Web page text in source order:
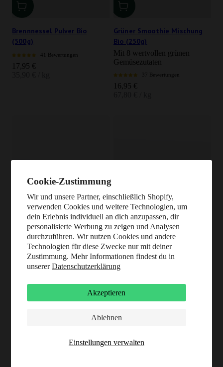
Cookie-Zustimmung
Wir und unsere Partner, einschließlich Shopify,
verwenden Cookies und weitere Technologien, um
dein Erlebnis individuell an dich anzupassen, dir
personalisierte Werbung zu zeigen und Analysen
durchzuführen. Wir nutzen Cookies und andere
Technologien für diese Zwecke nur mit deiner
Zustimmung. Mehr Informationen findest du in
unsererDatenschutzerklärung
Einstellungen verwalten
Akzeptieren
Ablehnen
Brennnessel Pulver Bio
(500g)
41 Bewertungen
Angebot
17,95 €
Grüner Smoothie Mischung
Bio (250g)
Mit 8 wertvollen grünen
Gemüsezutaten
37 Bewertungen
Angebot
16,95 €